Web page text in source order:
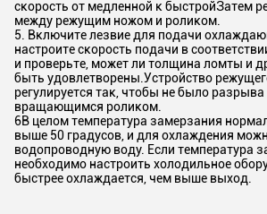
скорость от медленной к быстройЗатем
между режущим ножом и роликом.
5. Включите лезвие для подачи
настроите скорость подачи в
и проверьте, может ли толщина ломты и
быть удовлетворены.Устройство
регулируется так, чтобы не было
вращающимся роликом.
6В целом температура замерзания
выше 50 градусов, и для охлаждения
водопроводную воду. Если температура
необходимо настроить холодильное
быстрее охлаждается, чем выше выход.